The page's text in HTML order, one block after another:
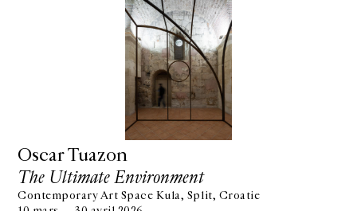
Oscar Tuazon
The Ultimate Environment
Contemporary Art Space Kula, Split, Croatie